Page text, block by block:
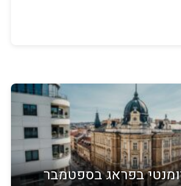
בפראג בספטמבר